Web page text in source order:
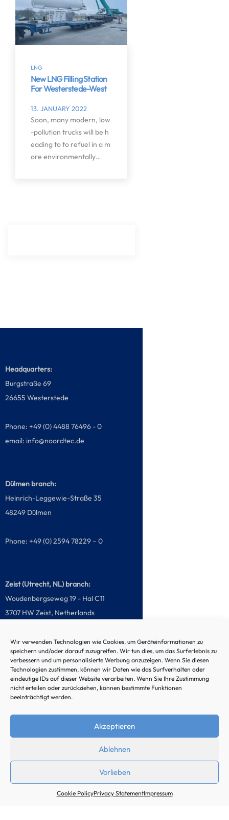
Wir verwenden Technologien wie Cookies, um Geräteinformationen zu
speichern und/oder darauf zuzugreifen. Wir tun dies, um das Surferlebnis zu
verbessern und um personalisierte Werbung anzuzeigen. Wenn Sie diesen
Technologien zustimmen, können wir Daten wie das Surfverhalten oder
eindeutige IDs auf dieser Website verarbeiten. Wenn Sie Ihre Zustimmung
nicht erteilen oder zurückziehen, können bestimmte Funktionen
beeinträchtigt werden.
Akzeptieren
Ablehnen
Vorlieben
Cookie PolicyPrivacy StatementImpressum
LNG
New LNG Filling Station
For Westerstede-West
13. JANUARY 2022
Soon, many modern, low
-pollution trucks will be h
eading to to refuel in a m
ore environmentally…
Headquarters:
Burgstraße 69
26655 Westerstede
Phone: +49 (0) 4488 76496 - 0
email: info@noordtec.de
Dülmen branch:
Heinrich-Leggewie-Straße 35
48249 Dülmen
Phone: +49 (0) 2594 78229 – 0
Zeist (Utrecht, NL) branch:
Woudenbergseweg 19 - Hal C11
3707 HW Zeist, Netherlands
Telefon: +31 (0) 85 020981 - 0
Malfunction hotline
© 2024 by Noordtec
Cookie guidelines (EU) | Privacy